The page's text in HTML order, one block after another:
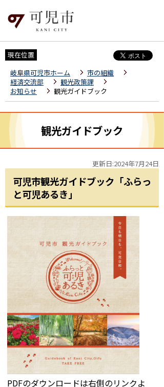
現在位置
岐阜県可児市ホーム
市の組織
経済交流部
観光政策課
お知らせ
観光ガイドブック
観光ガイドブック
更新日:2024年7月24日
可児市観光ガイドブック「ふらっ
と可児あるき」
PDFのダウンロードは右側のリンクよ